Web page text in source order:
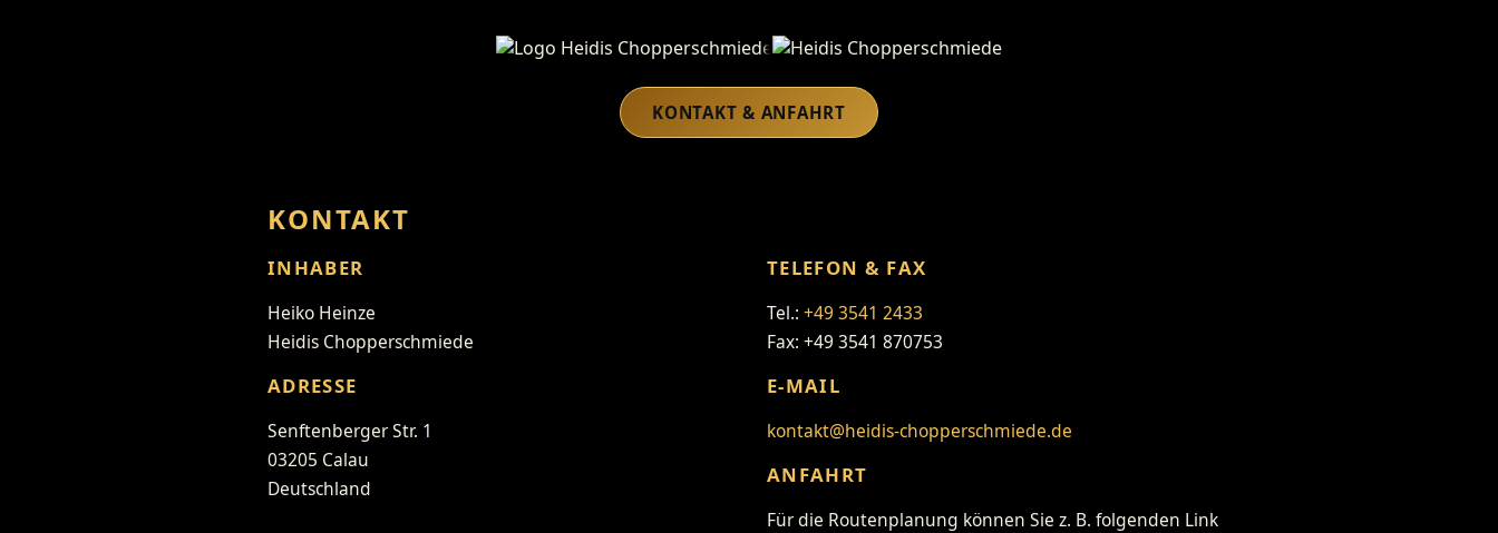
Heidis Chopperschmiede
KONTAKT & ANFAHRT
KONTAKT
INHABER
Heiko Heinze
Heidis Chopperschmiede
ADRESSE
Senftenberger Str. 1
03205 Calau
Deutschland
TELEFON & FAX
Tel.: +49 3541 2433
Fax: +49 3541 870753
E-MAIL
kontakt@heidis-chopperschmiede.de
ANFAHRT
Für die Routenplanung können Sie z. B. folgenden Link